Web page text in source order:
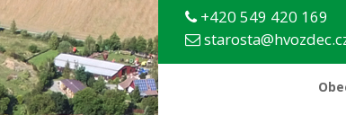
+420 549 420 169